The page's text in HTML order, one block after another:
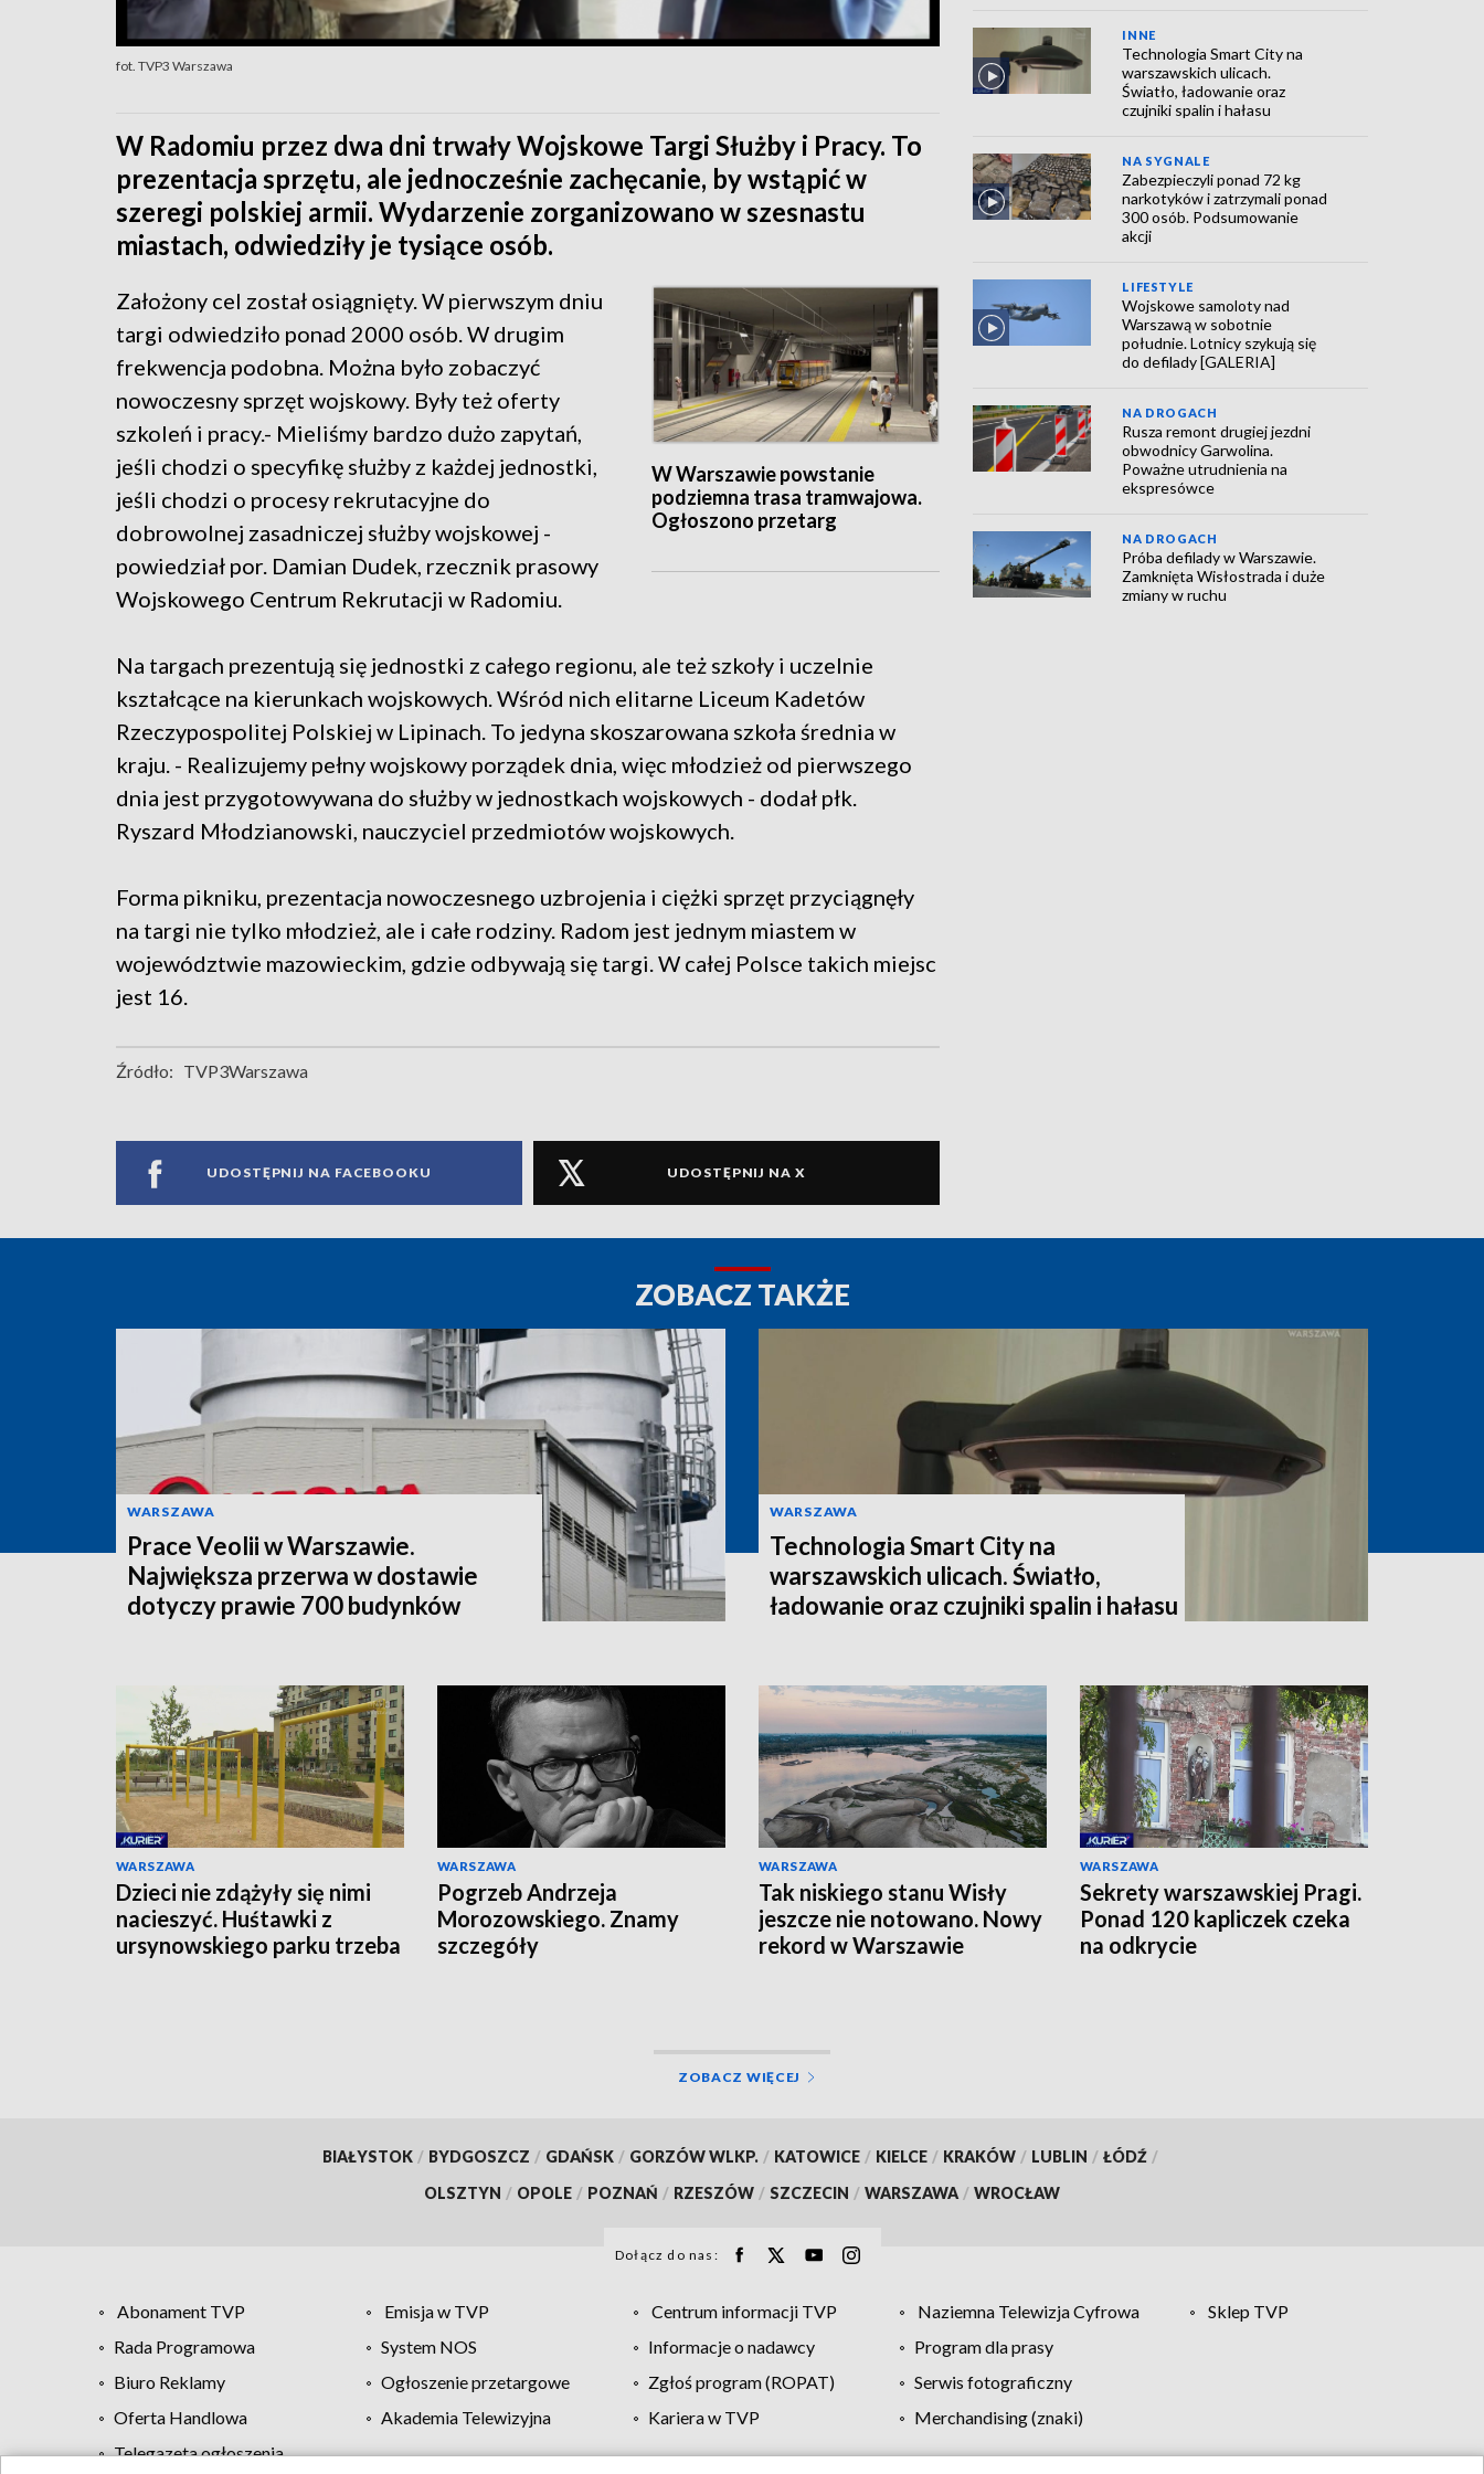
fot. TVP3 Warszawa
W Radomiu przez dwa dni trwały Wojskowe Targi Służby i Pracy. To
prezentacja sprzętu, ale jednocześnie zachęcanie, by wstąpić w
szeregi polskiej armii. Wydarzenie zorganizowano w szesnastu
miastach, odwiedziły je tysiące osób.
W Warszawie powstanie
podziemna trasa tramwajowa.
Ogłoszono przetarg
Założony cel został osiągnięty. W pierwszym dniu
targi odwiedziło ponad 2000 osób. W drugim
frekwencja podobna. Można było zobaczyć
nowoczesny sprzęt wojskowy. Były też oferty
szkoleń i pracy.- Mieliśmy bardzo dużo zapytań,
jeśli chodzi o specyfikę służby z każdej jednostki,
jeśli chodzi o procesy rekrutacyjne do
dobrowolnej zasadniczej służby wojskowej -
powiedział por. Damian Dudek, rzecznik prasowy
Wojskowego Centrum Rekrutacji w Radomiu.
Na targach prezentują się jednostki z całego regionu, ale też szkoły i uczelnie
kształcące na kierunkach wojskowych. Wśród nich elitarne Liceum Kadetów
Rzeczypospolitej Polskiej w Lipinach. To jedyna skoszarowana szkoła średnia w
kraju. - Realizujemy pełny wojskowy porządek dnia, więc młodzież od pierwszego
dnia jest przygotowywana do służby w jednostkach wojskowych - dodał płk.
Ryszard Młodzianowski, nauczyciel przedmiotów wojskowych.
Forma pikniku, prezentacja nowoczesnego uzbrojenia i ciężki sprzęt przyciągnęły
na targi nie tylko młodzież, ale i całe rodziny. Radom jest jednym miastem w
województwie mazowieckim, gdzie odbywają się targi. W całej Polsce takich miejsc
jest 16.
Źródło: TVP3Warszawa
UDOSTĘPNIJ NA FACEBOOKU UDOSTĘPNIJ NA X
INNE
Technologia Smart City na
warszawskich ulicach.
Światło, ładowanie oraz
czujniki spalin i hałasu
NA SYGNALE
Zabezpieczyli ponad 72 kg
narkotyków i zatrzymali ponad
300 osób. Podsumowanie
akcji
LIFESTYLE
Wojskowe samoloty nad
Warszawą w sobotnie
południe. Lotnicy szykują się
do defilady [GALERIA]
NA DROGACH
Rusza remont drugiej jezdni
obwodnicy Garwolina.
Poważne utrudnienia na
ekspresówce
NA DROGACH
Próba defilady w Warszawie.
Zamknięta Wisłostrada i duże
zmiany w ruchu
ZOBACZ TAKŻE
WARSZAWA
Prace Veolii w Warszawie.
Największa przerwa w dostawie
dotyczy prawie 700 budynków
WARSZAWA
Technologia Smart City na
warszawskich ulicach. Światło,
ładowanie oraz czujniki spalin i hałasu
WARSZAWA
Dzieci nie zdążyły się nimi
nacieszyć. Huśtawki z
ursynowskiego parku trzeba
WARSZAWA
Pogrzeb Andrzeja
Morozowskiego. Znamy
szczegóły
WARSZAWA
Tak niskiego stanu Wisły
jeszcze nie notowano. Nowy
rekord w Warszawie
WARSZAWA
Sekrety warszawskiej Pragi.
Ponad 120 kapliczek czeka
na odkrycie
ZOBACZ WIĘCEJ
BIAŁYSTOK / BYDGOSZCZ / GDAŃSK / GORZÓW WLKP. / KATOWICE / KIELCE / KRAKÓW / LUBLIN / ŁÓDŹ /
OLSZTYN / OPOLE / POZNAŃ / RZESZÓW / SZCZECIN / WARSZAWA / WROCŁAW
Dołącz do nas:
Abonament TVP Emisja w TVP Centrum informacji TVP Naziemna Telewizja Cyfrowa
Sklep TVP
Rada Programowa
System NOS Informacje o nadawcy
Program dla prasy
Biuro Reklamy
Ogłoszenie przetargowe Zgłoś program (ROPAT)
Serwis fotograficzny
Oferta Handlowa
Akademia Telewizyjna Kariera w TVP
Merchandising (znaki)
Telegazeta ogłoszenia